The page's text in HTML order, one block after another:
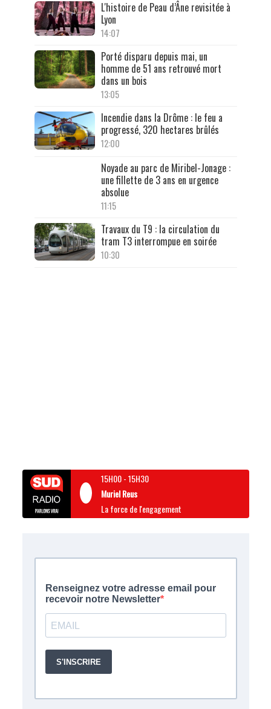
L'histoire de Peau d’Âne revisitée à
Lyon
14:07
Porté disparu depuis mai, un
homme de 51 ans retrouvé mort
dans un bois
13:05
Incendie dans la Drôme : le feu a
progressé, 320 hectares brûlés
12:00
Noyade au parc de Miribel-Jonage :
une fillette de 3 ans en urgence
absolue
11:15
Travaux du T9 : la circulation du
tram T3 interrompue en soirée
10:30
15H00-15H30
Muriel Reus
La force de l'engagement